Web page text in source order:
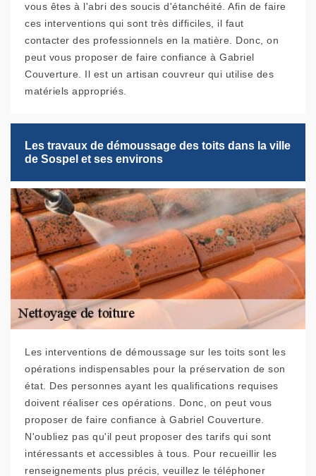
vous êtes à l'abri des soucis d'étanchéité. Afin de faire
ces interventions qui sont très difficiles, il faut
contacter des professionnels en la matière. Donc, on
peut vous proposer de faire confiance à Gabriel
Couverture. Il est un artisan couvreur qui utilise des
matériels appropriés.
Les travaux de démoussage des toits dans la ville
de Sospel et ses environs
Les interventions de démoussage sur les toits sont les
opérations indispensables pour la préservation de son
état. Des personnes ayant les qualifications requises
doivent réaliser ces opérations. Donc, on peut vous
proposer de faire confiance à Gabriel Couverture.
N'oubliez pas qu'il peut proposer des tarifs qui sont
intéressants et accessibles à tous. Pour recueillir les
renseignements plus précis, veuillez le téléphoner